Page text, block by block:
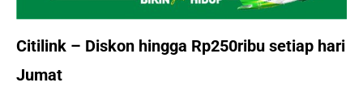
Citilink – Diskon hingga Rp250ribu setiap hari
Jumat